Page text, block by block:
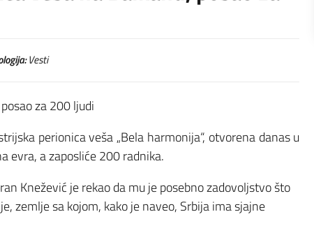
Vesti
za 200 ljudi
perionica veša „Bela harmonija“, otvorena danas u
evra, a zaposliće 200 radnika.
Knežević je rekao da mu je posebno zadovoljstvo što
zemlje sa kojom, kako je naveo, Srbija ima sjajne